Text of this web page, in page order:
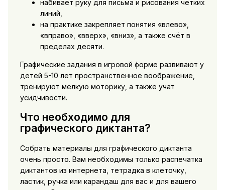
набивает руку для письма и рисования чётких
линий,
на практике закрепляет понятия «влево»,
«вправо», «вверх», «вниз», а также счёт в
пределах десяти.
Графические задания в игровой форме развивают у
детей 5-10 лет пространственное воображение,
тренируют мелкую моторику, а также учат
усидчивости.
Что необходимо для
графического диктанта?
Собрать материалы для графического диктанта
очень просто. Вам необходимы только распечатка
диктантов из интернета, тетрадка в клеточку,
ластик, ручка или карандаш для вас и для вашего